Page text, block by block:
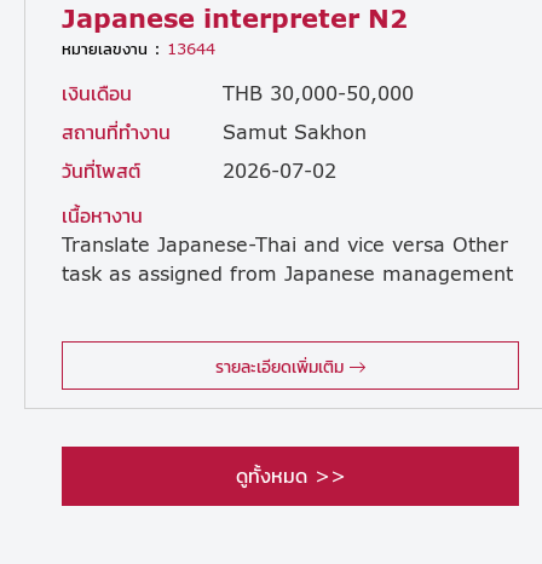
Japanese interpreter N2
หมายเลขงาน : 13644
เงินเดือน
THB 30,000-50,000
สถานที่ทำงาน
Samut Sakhon
วันที่โพสต์
2026-07-02
เนื้อหางาน
Translate Japanese-Thai and vice versa Other
task as assigned from Japanese management
รายละเอียดเพิ่มเติม
ดูทั้งหมด >>